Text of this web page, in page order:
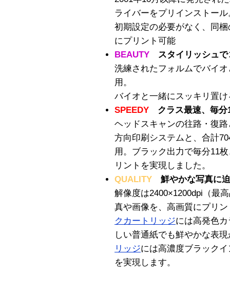
ライバーをプリインストール
初期設定の必要がなく、同
にプリント可能
BEAUTY スタイリッシュで
洗練されたフォルムでバイ
用。
バイオと一緒にスッキリ置
SPEEDY クラス最速、毎分
ヘッドスキャンの往路・復
方向印刷システムと、合計
用。ブラック出力で毎分11
リントを実現しました。
QUALITY 鮮やかな写真に
解像度は2400×1200dpi（最
真や画像を、高画質にプリ
クカートリッジには高発色
しい普通紙でも鮮やかな表
リッジには高濃度ブラック
を実現します。